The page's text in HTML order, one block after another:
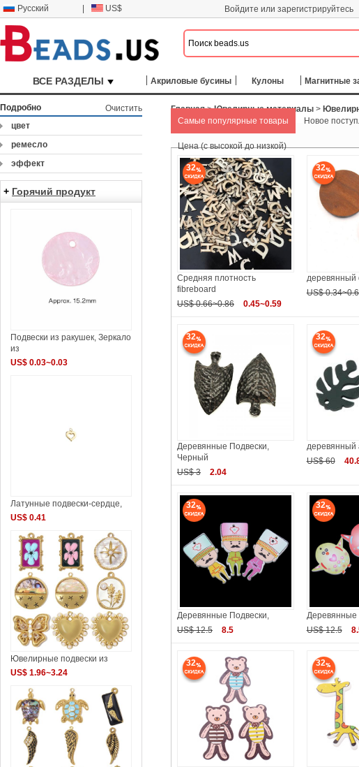
Русский US$ Войдите или зарегистрируйтесь
ВСЕ РАЗДЕЛЫ Акриловые бусины Кулоны Магнитные
Главная>Ювелирные материалы>
Самые популярные товары
Новое
Цена (с высокой до низкой)
32
Средняя плотность
fibreboard
US$ 0.66~0.86
0.45~0.59
32
деревянный
US$
32
Деревянные Подвески,
Черный
US$ 3
2.04
32
деревянный
US$ 60
32
Деревянные Подвески,
US$ 12.5
8.5
32
Деревянные
US$ 12.5
32 32
Подробно
Очистить
цвет
ремесло
эффект
+ Горячий продукт
Подвески из ракушек, Зеркало
из
US$ 0.03~0.03
Латунные подвески-сердце,
US$ 0.41
Ювелирные подвески из
US$ 1.96~3.24